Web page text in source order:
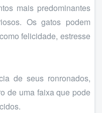
mais predominantes
Os gatos podem
felicidade, estresse
de seus ronronados,
de uma faixa que pode